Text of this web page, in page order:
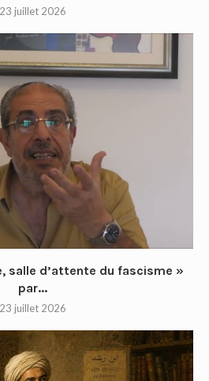
23 juillet 2026
salle d’attente du fascisme »
par...
23 juillet 2026